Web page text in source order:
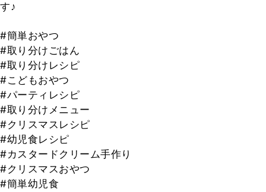
す♪
#簡単おやつ
#取り分けごはん
#取り分けレシピ
#こどもおやつ
#パーティレシピ
#取り分けメニュー
#クリスマスレシピ
#幼児食レシピ
#カスタードクリーム手作り
#クリスマスおやつ
#簡単幼児食